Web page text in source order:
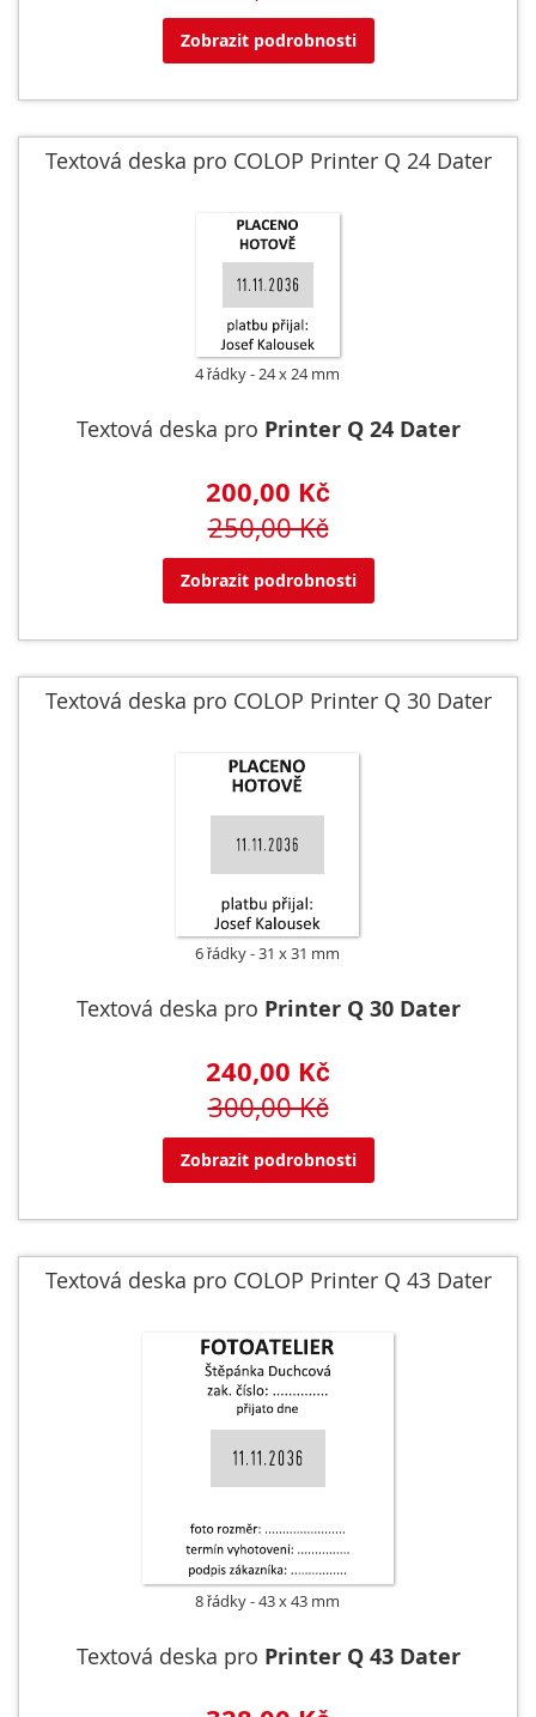
Zobrazit podrobnosti
Textová deska pro COLOP Printer Q 24 Dater
4 řádky 24 x 24 mm
Textová deska pro Printer Q 24 Dater
200,00 Kč
250,00 Kč
Zobrazit podrobnosti
Textová deska pro COLOP Printer Q 30 Dater
6 řádky 31 x 31 mm
Textová deska pro Printer Q 30 Dater
240,00 Kč
300,00 Kč
Zobrazit podrobnosti
Textová deska pro COLOP Printer Q 43 Dater
8 řádky 43 x 43 mm
Textová deska pro Printer Q 43 Dater